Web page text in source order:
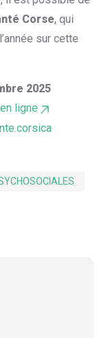
Corse, qui
sur cette
2025
ligne